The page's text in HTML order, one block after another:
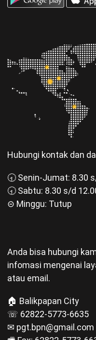
Hubungi kontak dan
🕣 Senin-Jumat: 8.30
🕣 Sabtu: 8.30 s/d
⊝ Minggu: Tutup
Anda bisa hubungi
infomasi mengenai
atau email.
🏠 Balikpapan City
☏ 62822-5773-6635
✉ pgt.bpn@gmail.com